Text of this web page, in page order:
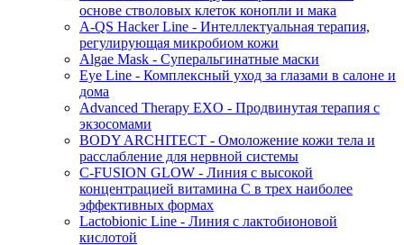
основе стволовых клеток конопли и мака
A-QS Hacker Line - Интеллектуальная терапия,
регулирующая микробиом кожи
Algae Mask - Суперальгинатные маски
Eye Line - Комплексный уход за глазами в салоне и
дома
Advanced Therapy EXO - Продвинутая терапия с
экзосомами
BODY ARCHITECT - Омоложение кожи тела и
расслабление для нервной системы
C-FUSION GLOW - Линия с высокой
концентрацией витамина C в трех наиболее
эффективных формах
Lactobionic Line - Линия с лактобионовой
кислотой